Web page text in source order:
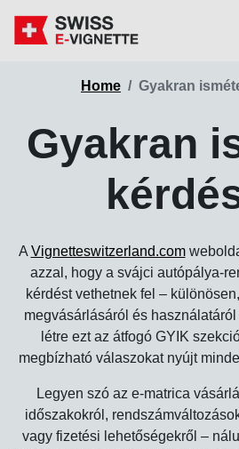
Home Gyakran
Gyakran
A Vignetteswitzerland.com
azzal, hogy a svájci autópálya-
kérdést vethetnek fel –
megvásárlásáról és
létre ezt az átfogó GYIK
megbízható válaszokat nyújt
Legyen szó az e-matrica
időszakokról,
vagy fizetési lehetőségekről –